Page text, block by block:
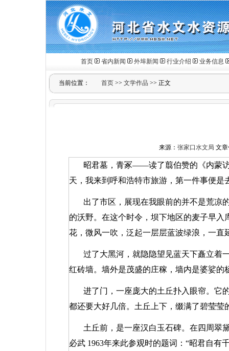
首页 省内新闻 外埠新闻 行业介绍 业务信息
当前位置： 首页 >> 文学作品 >> 正文
来源： 张家口水文局 文章
昭君墓，青冢——读了翦伯赞的《内蒙
天，我来到呼和浩特市旅游，第一件事便是
出了市区，展现在我眼前的并不是荒凉
的沃野。在这个时令，坝下地区的麦子早
花，微风一吹，泛起一层层蓝波绿浪，一直
过了大黑河，就隐隐望见蓝天下矗立着
红砖墙。墙外是茂盛的庄稼，墙内是婆娑的
进了门，一座庞大的土丘扑入眼帘。它
都还要大好几倍。土丘上下，缀满了碧莹莹
土丘前，是一座汉白玉石碑。在四周翠
必武 1963年来此参观时的题词：“昭君自有